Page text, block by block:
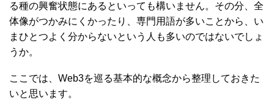
る種の興奮状態にあるといっても構いません。その分、全
体像がつかみにくかったり、専門用語が多いことから、い
まひとつよく分からないという人も多いのではないでしょ
うか。
ここでは、Web3を巡る基本的な概念から整理しておきた
いと思います。